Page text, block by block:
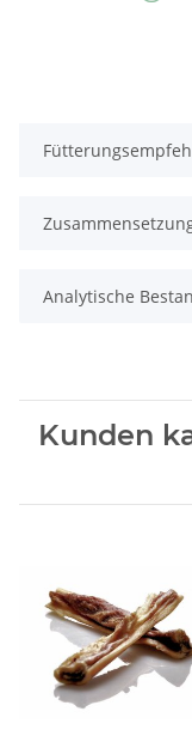
Analytische
Kunden